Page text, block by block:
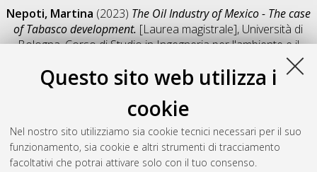
Questo sito web utilizza i
cookie
Nel nostro sito utilizziamo sia cookie tecnici necessari per il suo
funzionamento, sia cookie e altri strumenti di tracciamento
facoltativi che potrai attivare solo con il tuo consenso.
Nepoti, Martina (2023) The Oil Industry of Mexico - The case
of Tabasco development. [Laurea magistrale], Università di
Bologna, Corso di Studio inIngegneria per l'ambiente e il
, Documento full-text non disponibile
Salva citazione
Condividi
Il full-text non è disponibile per scelta dell'autore. (
Abstract